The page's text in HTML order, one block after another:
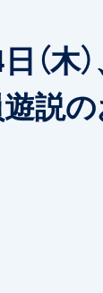
（木
説